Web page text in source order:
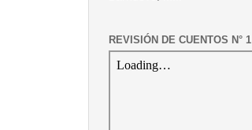
REVISIÓN DE CUENTOS N° 1